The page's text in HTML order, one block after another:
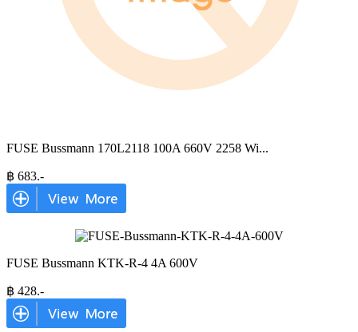
FUSE Bussmann 170L2118 100A 660V 2258 Wi...
฿ 683.-
FUSE Bussmann KTK-R-4 4A 600V
฿ 428.-